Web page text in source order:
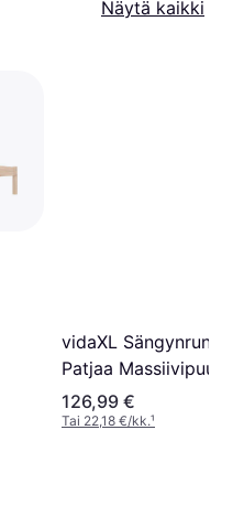
Näytä kaikki
vidaXL Sängynrunko
Patjaa Massiivipuu
120x200 cm
126,99 €
Tai 22,18 €/kk.¹